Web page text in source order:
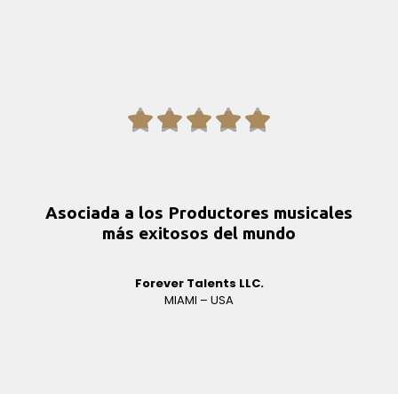

Asociada a los Productores musicales
más exitosos del mundo
Forever Talents LLC.
MIAMI – USA